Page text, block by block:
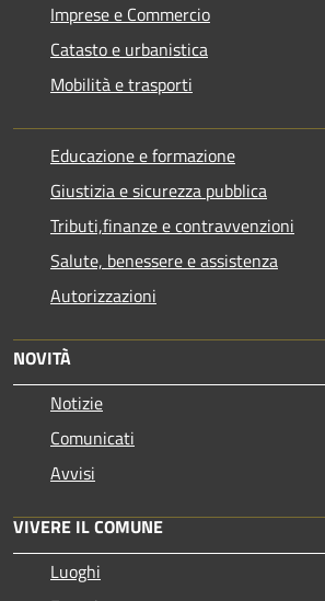
Imprese e Commercio
Catasto e urbanistica
Mobilità e trasporti
Educazione e formazione
Giustizia e sicurezza pubblica
Tributi,finanze e contravvenzioni
Salute, benessere e assistenza
Autorizzazioni
NOVITÀ
Notizie
Comunicati
Avvisi
VIVERE IL COMUNE
Luoghi